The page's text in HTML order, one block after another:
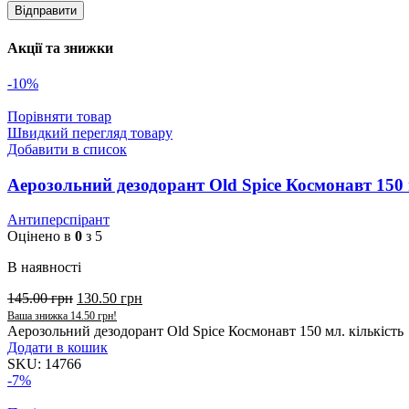
Акції та знижки
-10%
Порівняти товар
Швидкий перегляд товару
Добавити в список
Аерозольний дезодорант Old Spice Космонавт
Антиперспірант
Оцінено в 0 з 5
В наявності
145.00грн 130.50 грн
Ваша знижка 14.50 грн!
Аерозольний дезодорант Old Spice Космонавт 150 мл. кількість
Додати в кошик
SKU: 14766
-7%